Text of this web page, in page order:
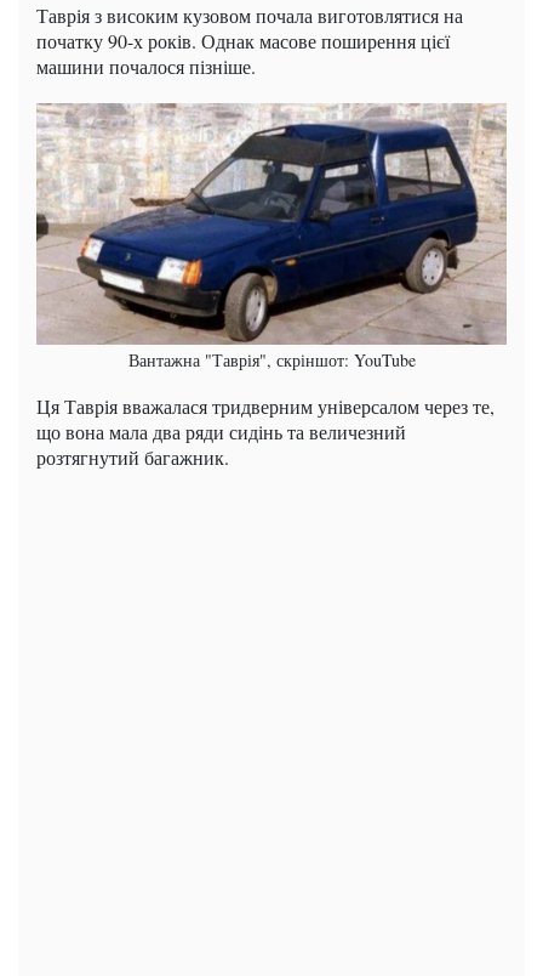
Таврія з високим кузовом почала виготовлятися на
початку 90-х років. Однак масове поширення цієї
машини почалося пізніше.
Вантажна "Таврія", скріншот: YouTube
Ця Таврія вважалася тридверним універсалом через те,
що вона мала два ряди сидінь та величезний
розтягнутий багажник.